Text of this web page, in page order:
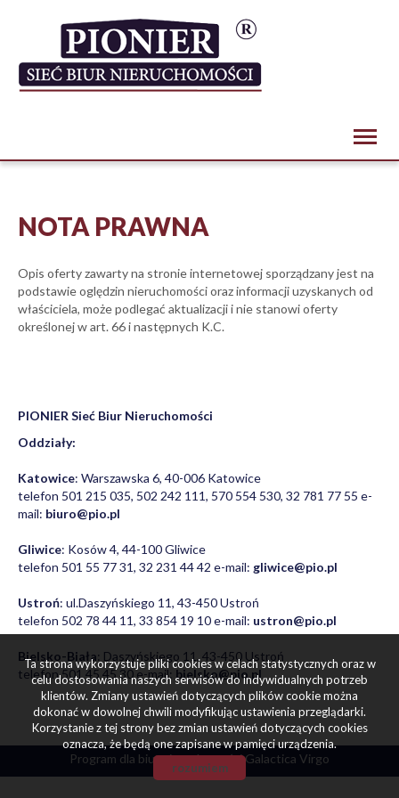
NOTA PRAWNA
Opis oferty zawarty na stronie internetowej sporządzany jest na
podstawie oględzin nieruchomości oraz informacji uzyskanych od
właściciela, może podlegać aktualizacji i nie stanowi oferty
określonej w art. 66 i następnych K.C.
PIONIER Sieć Biur Nieruchomości
Oddziały:
Katowice: Warszawska 6, 40-006 Katowice
telefon 501 215 035, 502 242 111, 570 554 530, 32 781 77 55 e-
mail: biuro@pio.pl
Gliwice: Kosów 4, 44-100 Gliwice
telefon 501 55 77 31, 32 231 44 42 e-mail: gliwice@pio.pl
Ustroń: ul.Daszyńskiego 11, 43-450 Ustroń
telefon 502 78 44 11, 33 854 19 10 e-mail: ustron@pio.pl
Bielsko-Biała: Daszyńskiego 11, 43-450 Ustroń
telefon 501 45 45 30 e-mail: bielsko@pio.pl
Program dla biur nieruchomościGalactica Virgo
Ta strona wykorzystuje pliki cookies w celach statystycznych oraz w
celu dostosowania naszych serwisów do indywidualnych potrzeb
klientów. Zmiany ustawień dotyczących plików cookie można
dokonać w dowolnej chwili modyfikując ustawienia przeglądarki.
Korzystanie z tej strony bez zmian ustawień dotyczących cookies
oznacza, że będą one zapisane w pamięci urządzenia.
rozumiem